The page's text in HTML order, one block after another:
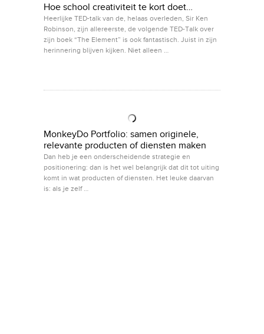
Hoe school creativiteit te kort doet…
Heerlijke TED-talk van de, helaas overleden, Sir Ken
Robinson, zijn allereerste, de volgende TED-Talk over
zijn boek “The Element” is ook fantastisch. Juist in zijn
herinnering blijven kijken. Niet alleen …
MonkeyDo Portfolio: samen originele,
relevante producten of diensten maken
Dan heb je een onderscheidende strategie en
positionering: dan is het wel belangrijk dat dit tot uiting
komt in wat producten of diensten. Het leuke daarvan
is: als je zelf …